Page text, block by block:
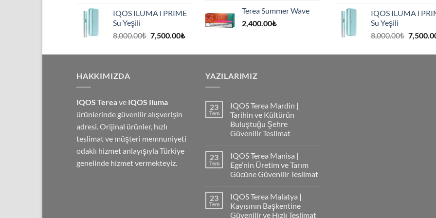
8,000.00₺.fiyat:
7,500.00₺.
IQOS ILUMA i PRIME
Su Yeşili
8,000.00₺ Orijinal
8,000.00₺.
7,500.00₺Şu
fiyat:
Terea Summer Wave
2,400.00₺
IQOS ILUMA i
Su Yeşili
8,000.00₺ Orijinal
HAKKIMIZDA
IQOS Tereave IQOS Iluma
ürünlerinde güvenilir alışverişin
adresi. Orijinal ürünler, hızlı
teslimat ve müşteri memnuniyeti
odaklı hizmet anlayışıyla Türkiye
genelinde hizmet vermekteyiz.
YAZILARIMIZ
23
Tem
IQOS Terea Mardin |
Tarihin ve Kültürün
Buluştuğu Şehre
Güvenilir Teslimat
23
Tem
IQOS Terea Manisa |
Ege’nin Üretim ve Tarım
Gücüne Güvenilir Teslimat
23
Tem
IQOS Terea Malatya |
Kayısının Başkentine
Güvenilir ve Hızlı Teslimat